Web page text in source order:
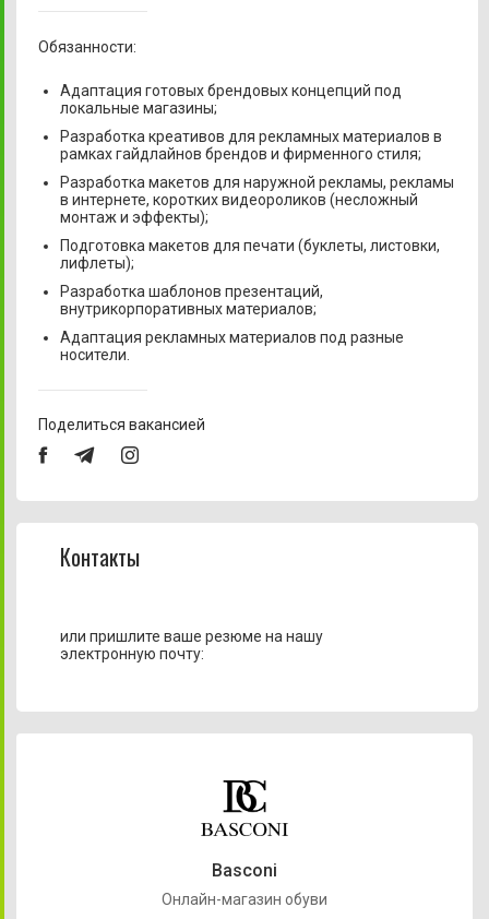
Обязанности:
Адаптация готовых брендовых концепций под
локальные магазины;
Разработка креативов для рекламных материалов в
рамках гайдлайнов брендов и фирменного стиля;
Разработка макетов для наружной рекламы, рекламы
в интернете, коротких видеороликов (несложный
монтаж и эффекты);
Подготовка макетов для печати (буклеты, листовки,
лифлеты);
Разработка шаблонов презентаций,
внутрикорпоративных материалов;
Адаптация рекламных материалов под разные
носители.
Поделиться вакансией
Контакты
или пришлите ваше резюме на нашу
электронную почту:
Basconi
Онлайн-магазин обуви